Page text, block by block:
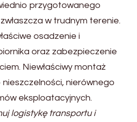
przygotowanego
w trudnym terenie.
osadzenie i
oraz zabezpieczenie
Niewłaściwy montaż
nierównego
eksploatacyjnych.
logistykę transportu i